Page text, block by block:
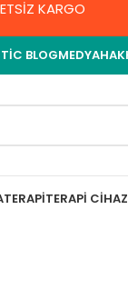
KARGO
BLOGMEDYA
TERAPI